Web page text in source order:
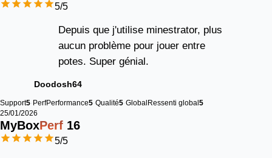
5/5
Depuis que j'utilise minestrator, plus
aucun problème pour jouer entre
potes. Super génial.
Doodosh64
Support5 PerfPerformance5 Qualité5 Global Ressenti global 5
25/01/2026
MyBoxPerf 16
5/5